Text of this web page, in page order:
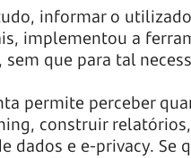
informar o
implementou a
sem que para tal
permite perceber
construir
dados e e-privacy. Se